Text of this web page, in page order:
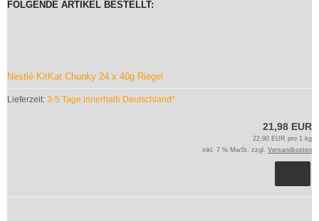
FOLGENDE ARTIKEL BESTELLT:
Nestlé KitKat Chunky 24 x 40g Riegel
Lieferzeit: 3-5 Tage innerhalb Deutschland*
21,98 EUR
22,90 EUR pro 1 kg
inkl. 7 % MwSt. zzgl. Versandkosten